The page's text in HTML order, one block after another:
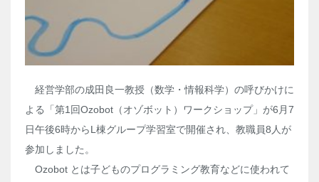
経営学部の成田良一教授（数学・情報科学）の呼びかけに
よる「第1回Ozobot（オゾボット）ワークショップ」が6月7
日午後6時からL棟グループ学習室で開催され、教職員8人が
参加しました。
Ozobot とは子どものプログラミング教育などに使われて